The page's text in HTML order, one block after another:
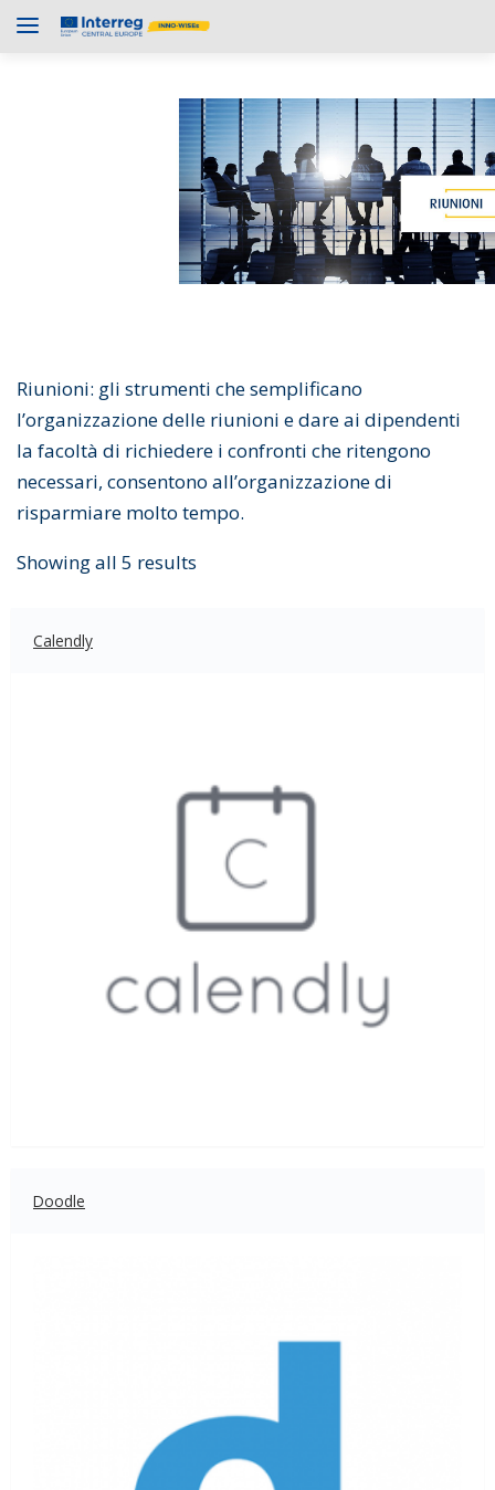
Riunioni: gli strumenti che semplificano
l’organizzazione delle riunioni e dare ai dipendenti
la facoltà di richiedere i confronti che ritengono
necessari, consentono all’organizzazione di
risparmiare molto tempo.
Showing all 5 results
Calendly
Doodle